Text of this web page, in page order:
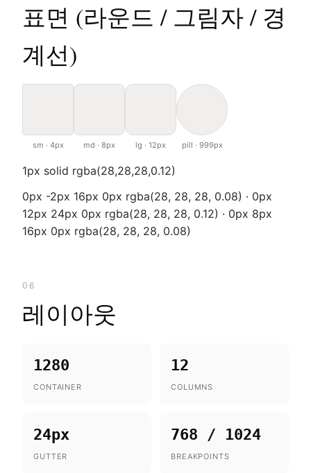
표면 (라운드 / 그림자 / 경
계선)
sm · 4px md · 8px lg · 12px pill · 999px
1px solid rgba(28,28,28,0.12)
0px -2px 16px 0px rgba(28, 28, 28, 0.08) · 0px
12px 24px 0px rgba(28, 28, 28, 0.12) · 0px 8px
16px 0px rgba(28, 28, 28, 0.08)
06
레이아웃
1280
CONTAINER
12
COLUMNS
24px
GUTTER
768 / 1024
BREAKPOINTS